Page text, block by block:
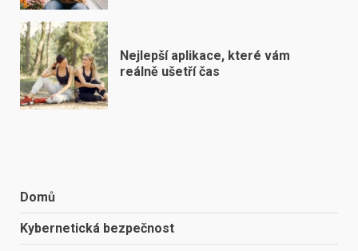
Nejlepší aplikace, které vám
reálně ušetří čas
Domů
Kybernetická bezpečnost